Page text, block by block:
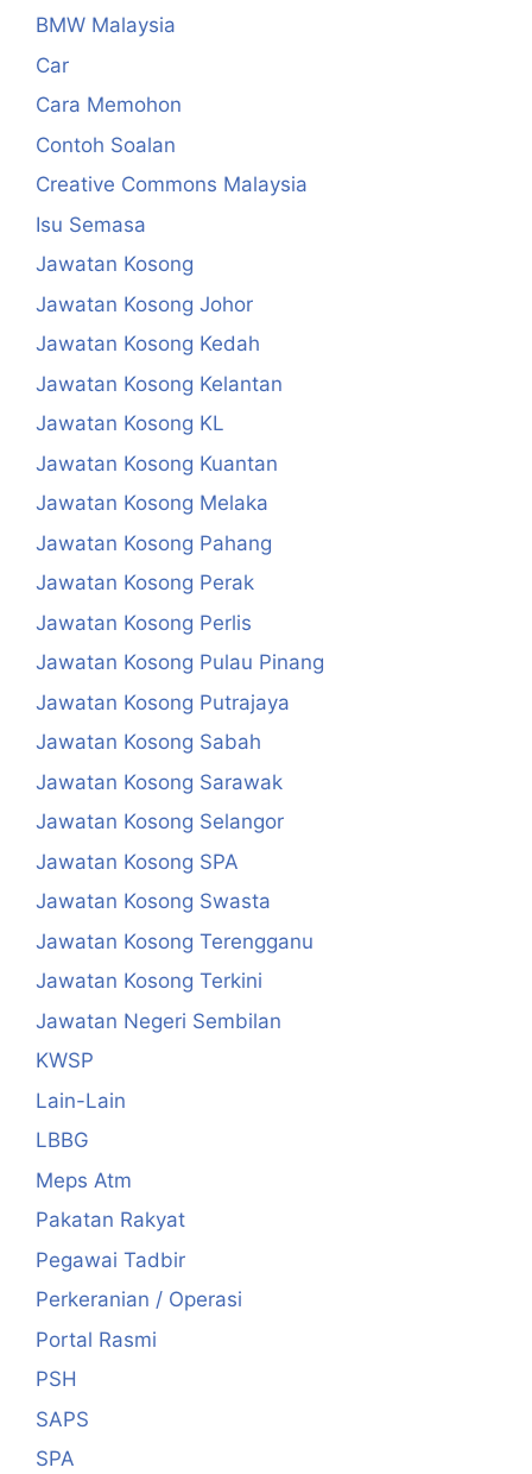
BMW Malaysia
Car
Cara Memohon
Contoh Soalan
Creative Commons Malaysia
Isu Semasa
Jawatan Kosong
Jawatan Kosong Johor
Jawatan Kosong Kedah
Jawatan Kosong Kelantan
Jawatan Kosong KL
Jawatan Kosong Kuantan
Jawatan Kosong Melaka
Jawatan Kosong Pahang
Jawatan Kosong Perak
Jawatan Kosong Perlis
Jawatan Kosong Pulau Pinang
Jawatan Kosong Putrajaya
Jawatan Kosong Sabah
Jawatan Kosong Sarawak
Jawatan Kosong Selangor
Jawatan Kosong SPA
Jawatan Kosong Swasta
Jawatan Kosong Terengganu
Jawatan Kosong Terkini
Jawatan Negeri Sembilan
KWSP
Lain-Lain
LBBG
Meps Atm
Pakatan Rakyat
Pegawai Tadbir
Perkeranian / Operasi
Portal Rasmi
PSH
SAPS
SPA